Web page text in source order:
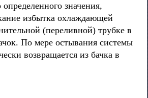
определенного значения,
избытка охлаждающей
(переливной) трубке в
По мере остывания системы
возвращается из бачка в